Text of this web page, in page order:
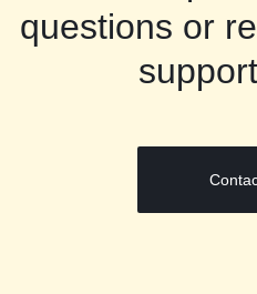
questions or